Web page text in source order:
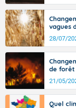
vagues
28/07/
de forêt
21/05/
Quel